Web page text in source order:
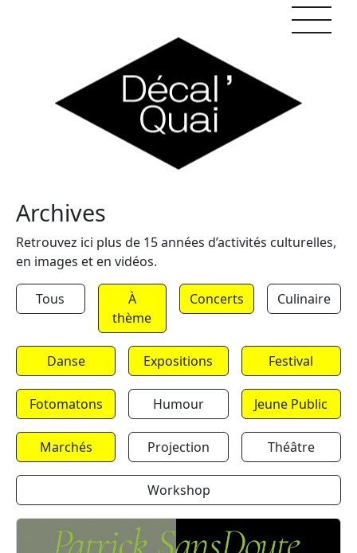
Archives
Retrouvez ici plus de 15 années d’activités culturelles,
en images et en vidéos.
Tous
À
thème
Concerts Culinaire
Danse Expositions Festival
Fotomatons Humour Jeune Public
Marchés Projection Théâtre
Workshop